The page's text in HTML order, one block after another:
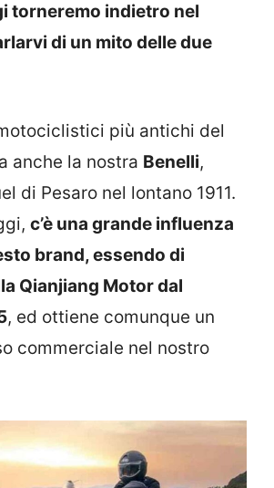
torneremo indietro nel
di un mito delle due
più antichi del
anche la nostra Benelli,
di Pesaro nel lontano 1911.
c’è una grande influenza
brand, essendo di
Qianjiang Motor dal
, ed ottiene comunque un
commerciale nel nostro